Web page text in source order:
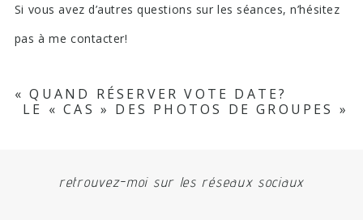
Si vous avez d’autres questions sur les séances, n’hésitez
pas à me contacter!
« QUAND RÉSERVER VOTE DATE?
LE « CAS » DES PHOTOS DE GROUPES »
retrouvez-moi sur les réseaux sociaux